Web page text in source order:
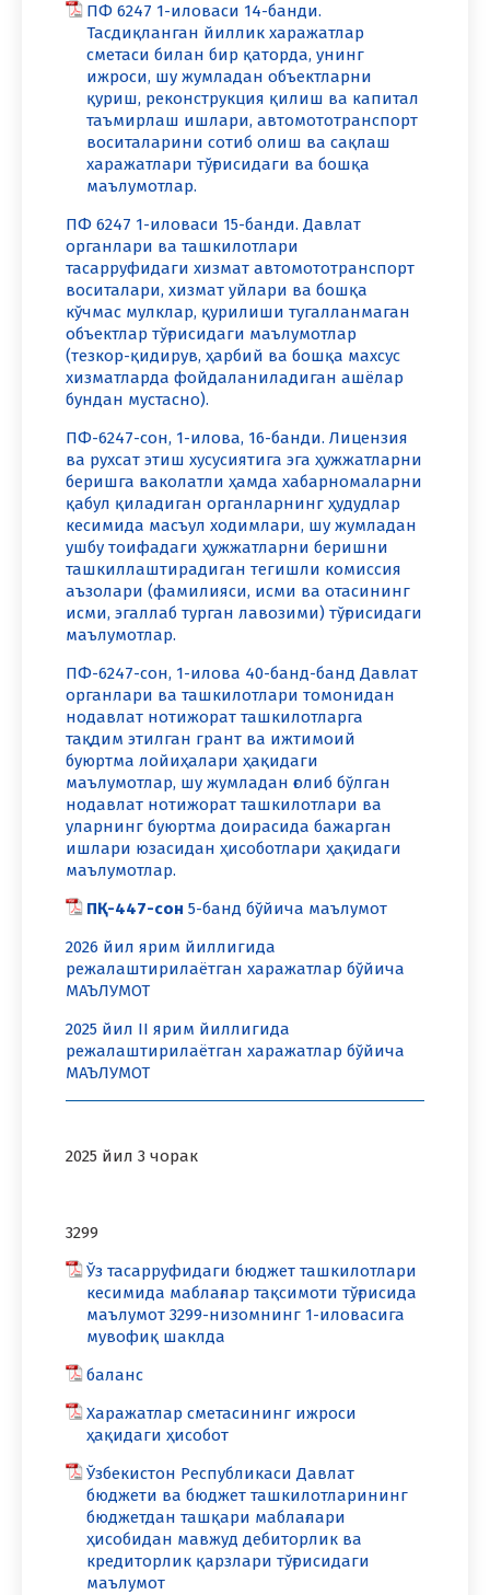
ПФ 6247 1-иловаси 14-банди.
Тасдиқланган йиллик харажатлар
сметаси билан бир қаторда, унинг
ижроси, шу жумладан объектларни
қуриш, реконструкция қилиш ва капитал
таъмирлаш ишлари, автомототранспорт
воситаларини сотиб олиш ва сақлаш
харажатлари тўғрисидаги ва бошқа
маълумотлар.
ПФ 6247 1-иловаси 15-банди. Давлат
органлари ва ташкилотлари
тасарруфидаги хизмат автомототранспорт
воситалари, хизмат уйлари ва бошқа
кўчмас мулклар, қурилиши тугалланмаган
объектлар тўғрисидаги маълумотлар
(тезкор-қидирув, ҳарбий ва бошқа махсус
хизматларда фойдаланиладиган ашёлар
бундан мустасно).
ПФ-6247-сон, 1-илова, 16-банди. Лицензия
ва рухсат этиш хусусиятига эга ҳужжатларни
беришга ваколатли ҳамда хабарномаларни
қабул қиладиган органларнинг ҳудудлар
кесимида масъул ходимлари, шу жумладан
ушбу тоифадаги ҳужжатларни беришни
ташкиллаштирадиган тегишли комиссия
аъзолари (фамилияси, исми ва отасининг
исми, эгаллаб турган лавозими) тўғрисидаги
маълумотлар.
ПФ-6247-сон, 1-илова 40-банд-банд Давлат
органлари ва ташкилотлари томонидан
нодавлат нотижорат ташкилотларга
тақдим этилган грант ва ижтимоий
буюртма лойиҳалари ҳақидаги
маълумотлар, шу жумладан ғолиб бўлган
нодавлат нотижорат ташкилотлари ва
уларнинг буюртма доирасида бажарган
ишлари юзасидан ҳисоботлари ҳақидаги
маълумотлар.
ПҚ-447-сон 5-банд бўйича маълумот
2026 йил ярим йиллигида
режалаштирилаётган харажатлар бўйича
МАЪЛУМОТ
2025 йил II ярим йиллигида
режалаштирилаётган харажатлар бўйича
МАЪЛУМОТ
2025 йил 3 чорак
3299
Ўз тасарруфидаги бюджет ташкилотлари
кесимида маблағлар тақсимоти тўғрисида
маълумот 3299-низомнинг 1-иловасига
мувофиқ шаклда
баланс
Харажатлар сметасининг ижроси
ҳақидаги ҳисобот
Ўзбекистон Республикаси Давлат
бюджети ва бюджет ташкилотларининг
бюджетдан ташқари маблағлари
ҳисобидан мавжуд дебиторлик ва
кредиторлик қарзлари тўғрисидаги
маълумот